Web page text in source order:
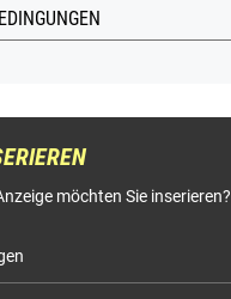
möchten Sie inserieren?